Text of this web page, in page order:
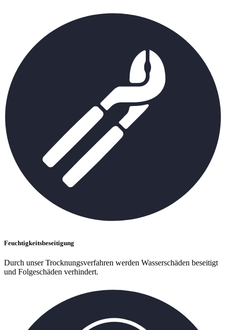
Feuchtigkeitsbeseitigung
Durch unser Trocknungsverfahren werden Wasserschäden beseitigt
und Folgeschäden verhindert.